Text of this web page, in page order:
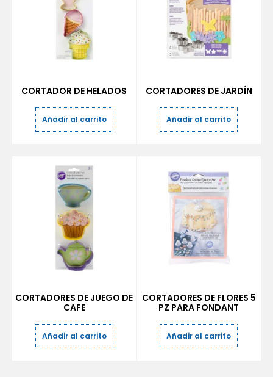
CORTADOR DE HELADOS
Añadir al carrito
CORTADORES DE JARDÍN
Añadir al carrito
CORTADORES DE JUEGO DE
CAFE
Añadir al carrito
CORTADORES DE FLORES 5
PZ PARA FONDANT
Añadir al carrito